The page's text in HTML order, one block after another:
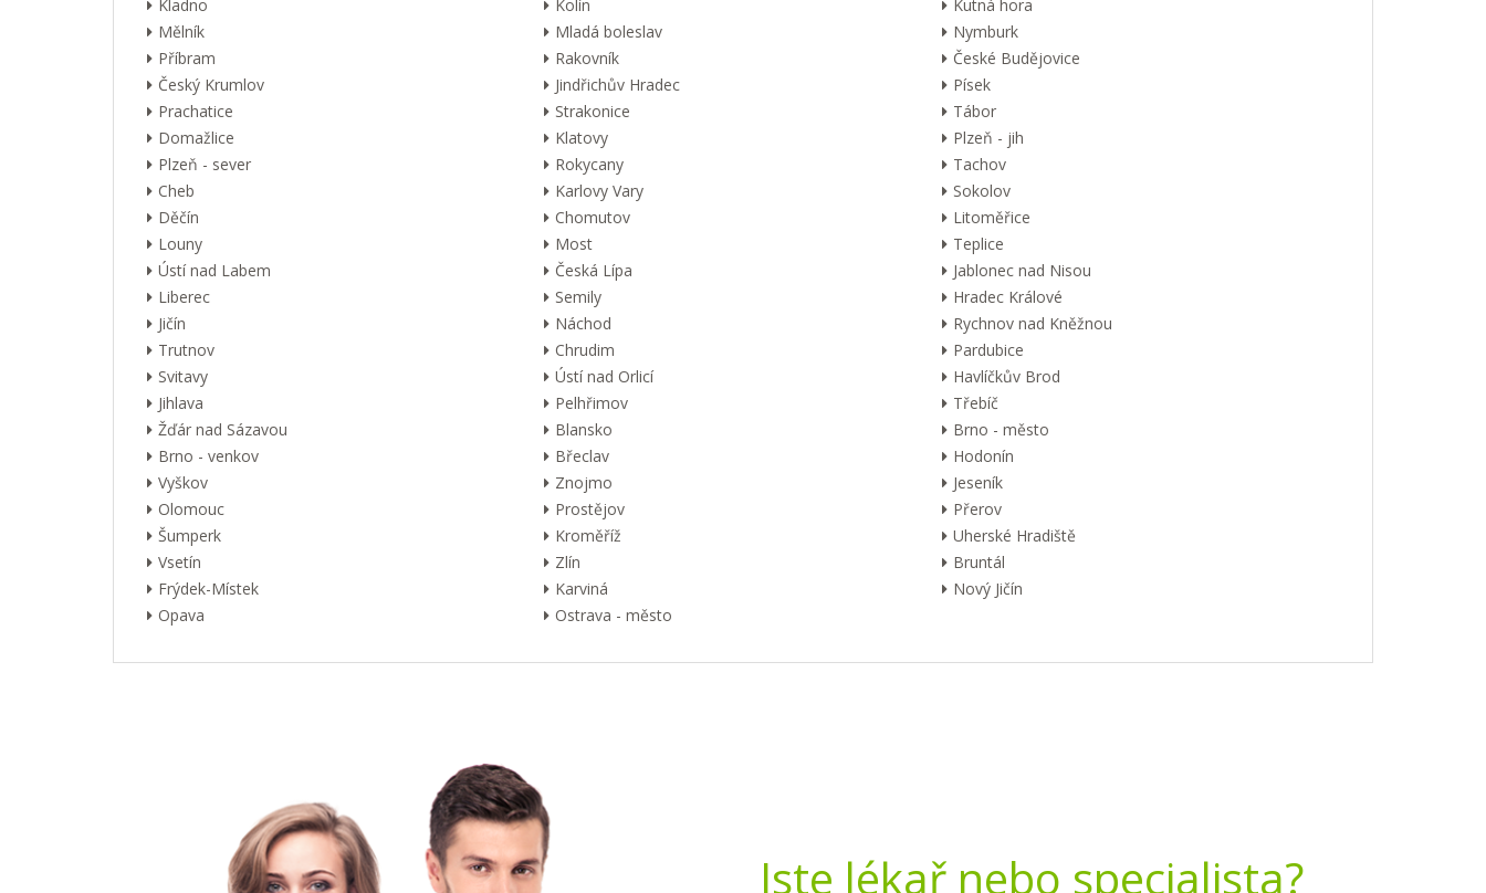
Kladno
Kolín
Kutná hora
Mělník
Mladá boleslav
Nymburk
Příbram
Rakovník
České Budějovice
Český Krumlov
Jindřichův Hradec
Písek
Prachatice
Strakonice
Tábor
Domažlice
Klatovy
Plzeň - jih
Plzeň - sever
Rokycany
Tachov
Cheb
Karlovy Vary
Sokolov
Děčín
Chomutov
Litoměřice
Louny
Most
Teplice
Ústí nad Labem
Česká Lípa
Jablonec nad Nisou
Liberec
Semily
Hradec Králové
Jičín
Náchod
Rychnov nad Kněžnou
Trutnov
Chrudim
Pardubice
Svitavy
Ústí nad Orlicí
Havlíčkův Brod
Jihlava
Pelhřimov
Třebíč
Žďár nad Sázavou
Blansko
Brno - město
Brno - venkov
Břeclav
Hodonín
Vyškov
Znojmo
Jeseník
Olomouc
Prostějov
Přerov
Šumperk
Kroměříž
Uherské Hradiště
Vsetín
Zlín
Bruntál
Frýdek-Místek
Karviná
Nový Jičín
Opava
Ostrava - město
Jste lékař nebo specialista?